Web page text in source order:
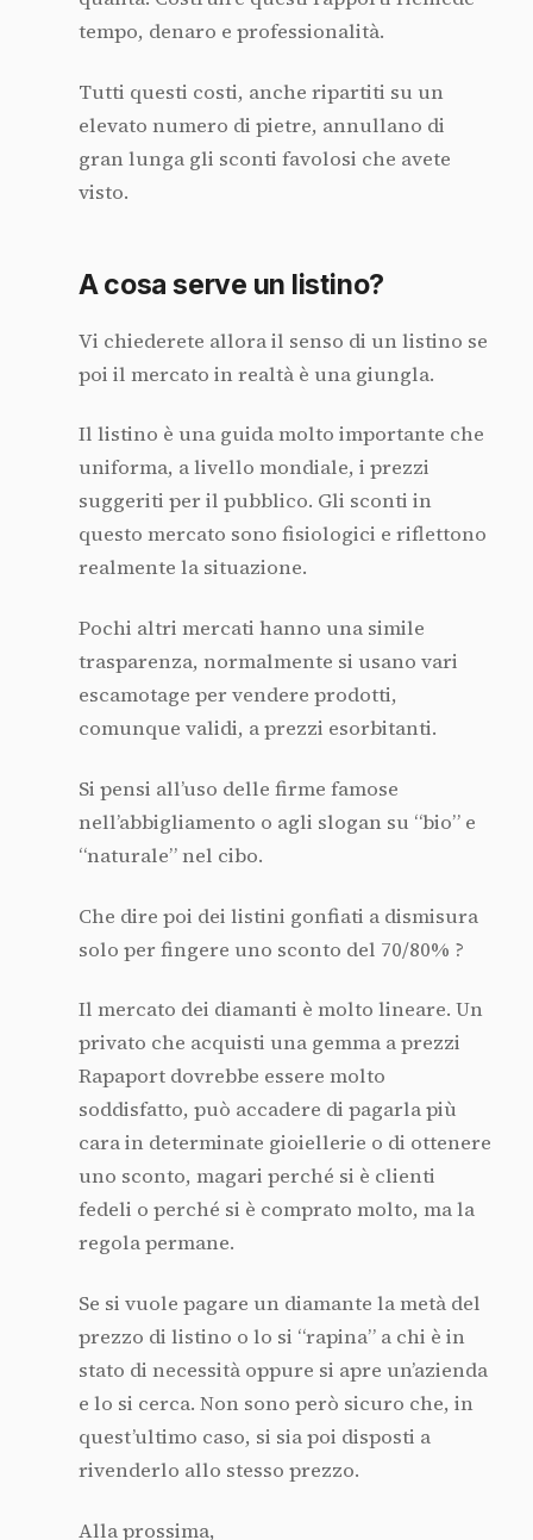
tempo, denaro e professionalità.
Tutti questi costi, anche ripartiti su un
elevato numero di pietre, annullano di
gran lunga gli sconti favolosi che avete
visto.
A cosa serve un listino?
Vi chiederete allora il senso di un listino se
poi il mercato in realtà è una giungla.
Il listino è una guida molto importante che
uniforma, a livello mondiale, i prezzi
suggeriti per il pubblico. Gli sconti in
questo mercato sono fisiologici e riflettono
realmente la situazione.
Pochi altri mercati hanno una simile
trasparenza, normalmente si usano vari
escamotage per vendere prodotti,
comunque validi, a prezzi esorbitanti.
Si pensi all’uso delle firme famose
nell’abbigliamento o agli slogan su “bio” e
“naturale” nel cibo.
Che dire poi dei listini gonfiati a dismisura
solo per fingere uno sconto del 70/80% ?
Il mercato dei diamanti è molto lineare. Un
privato che acquisti una gemma a prezzi
Rapaport dovrebbe essere molto
soddisfatto, può accadere di pagarla più
cara in determinate gioiellerie o di ottenere
uno sconto, magari perché si è clienti
fedeli o perché si è comprato molto, ma la
regola permane.
Se si vuole pagare un diamante la metà del
prezzo di listino o lo si “rapina” a chi è in
stato di necessità oppure si apre un’azienda
e lo si cerca. Non sono però sicuro che, in
quest’ultimo caso, si sia poi disposti a
rivenderlo allo stesso prezzo.
Alla prossima,